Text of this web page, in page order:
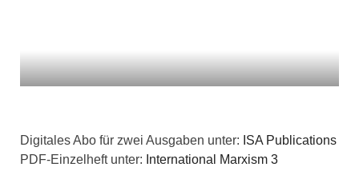
Digitales Abo für zwei Ausgaben unter: ISA Publications
PDF-Einzelheft unter: International Marxism 3